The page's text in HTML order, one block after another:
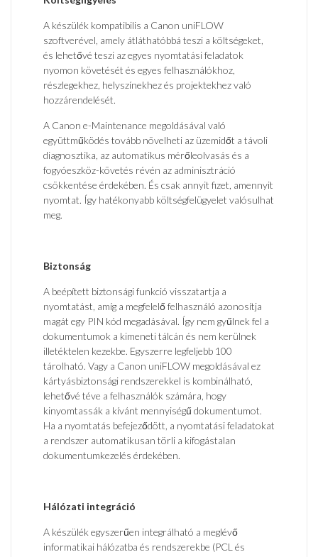
A készülék kompatibilis a Canon uniFLOW
szoftverével, amely átláthatóbbá teszi a költségeket,
és lehetővé teszi az egyes nyomtatási feladatok
nyomon követését és egyes felhasználókhoz,
részlegekhez, helyszínekhez és projektekhez való
hozzárendelését.
A Canon e-Maintenance megoldásával való
együttműködés tovább növelheti az üzemidőt a távoli
diagnosztika, az automatikus mérőleolvasás és a
fogyóeszköz-követés révén az adminisztráció
csökkentése érdekében. És csak annyit fizet, amennyit
nyomtat. Így hatékonyabb költségfelügyelet valósulhat
meg.
Biztonság
A beépített biztonsági funkció visszatartja a
nyomtatást, amíg a megfelelő felhasználó azonosítja
magát egy PIN kód megadásával. Így nem gyűlnek fel a
dokumentumok a kimeneti tálcán és nem kerülnek
illetéktelen kezekbe. Egyszerre legfeljebb 100
tárolható. Vagy a Canon uniFLOW megoldásával ez
kártyásbiztonsági rendszerekkel is kombinálható,
lehetővé téve a felhasználók számára, hogy
kinyomtassák a kívánt mennyiségű dokumentumot.
Ha a nyomtatás befejeződött, a nyomtatási feladatokat
a rendszer automatikusan törli a kifogástalan
dokumentumkezelés érdekében.
Hálózati integráció
A készülék egyszerűen integrálható a meglévő
informatikai hálózatba és rendszerekbe (PCL és